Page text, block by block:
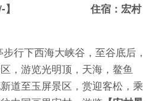
/-/-】 住宿：宏村
行下西海大峡谷，至谷底后，
，游览光明顶，天海，鳌鱼
道至玉屏景区，赏迎客松，乘